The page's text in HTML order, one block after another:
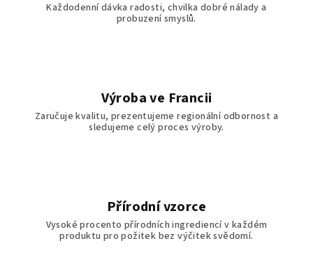
Každodenní dávka radosti, chvilka dobré nálady a
probuzení smyslů.
Výroba ve Francii
Zaručuje kvalitu, prezentujeme regionální odbornost a
sledujeme celý proces výroby.
Přírodní vzorce
Vysoké procento přírodních ingrediencí v každém
produktu pro požitek bez výčitek svědomí.